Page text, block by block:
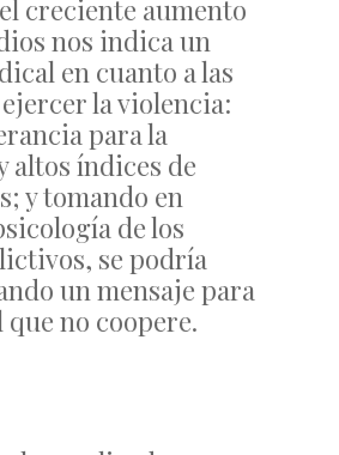
creciente aumento
nos indica un
en cuanto a las
la violencia:
para la
altos índices de
y tomando en
de los
se podría
un mensaje para
no coopere.